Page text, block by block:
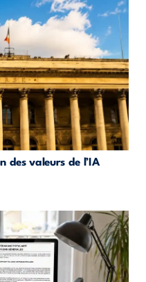
des valeurs de l’IA